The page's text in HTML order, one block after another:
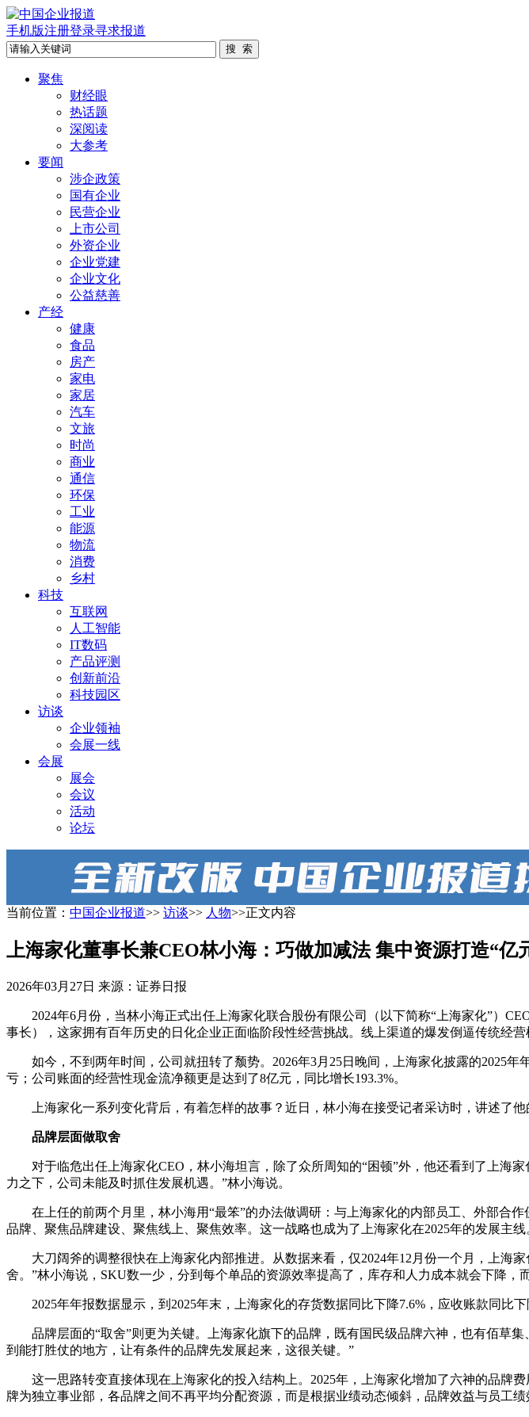
手机版注册登录寻求报道
聚焦
财经眼
热话题
深阅读
大参考
要闻
涉企政策
国有企业
民营企业
上市公司
外资企业
企业党建
企业文化
公益慈善
产经
健康
食品
房产
家电
家居
汽车
文旅
时尚
商业
通信
环保
工业
能源
物流
消费
乡村
科技
互联网
人工智能
IT数码
产品评测
创新前沿
科技园区
访谈
企业领袖
会展一线
会展
展会
会议
活动
论坛
当前位置： 中国企业报道>> 访谈>> 人物>>正文内容
上海家化董事长兼CEO林小海：巧做加减法 集中资源打造“亿
2026年03月27日 来源：证券日报
2024年6月份，当林小海正式出任上海家化联合股份有限公司（以下简称“上海家化”）
事长），这家拥有百年历史的日化企业正面临阶段性经营挑战。线上渠道的爆发倒逼传统经
如今，不到两年时间，公司就扭转了颓势。2026年3月25日晚间，上海家化披露的2025
亏；公司账面的经营性现金流净额更是达到了8亿元，同比增长193.3%。
上海家化一系列变化背后，有着怎样的故事？近日，林小海在接受记者采访时，讲述了他
品牌层面做取舍
对于临危出任上海家化CEO，林小海坦言，除了众所周知的“困顿”外，他还看到了上
力之下，公司未能及时抓住发展机遇。”林小海说。
在上任的前两个月里，林小海用“最笨”的办法做调研：与上海家化的内部员工、外部合
品牌、聚焦品牌建设、聚焦线上、聚焦效率。这一战略也成为了上海家化在2025年的发展主线
大刀阔斧的调整很快在上海家化内部推进。从数据来看，仅2024年12月份一个月，上海
舍。”林小海说，SKU数一少，分到每个单品的资源效率提高了，库存和人力成本就会下降，
2025年年报数据显示，到2025年末，上海家化的存货数据同比下降7.6%，应收账款同比
品牌层面的“取舍”则更为关键。上海家化旗下的品牌，既有国民级品牌六神，也有佰草
到能打胜仗的地方，让有条件的品牌先发展起来，这很关键。”
这一思路转变直接体现在上海家化的投入结构上。2025年，上海家化增加了六神的品牌
牌为独立事业部，各品牌之间不再平均分配资源，而是根据业绩动态倾斜，品牌效益与员工绩